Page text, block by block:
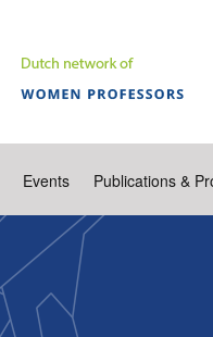
Events Publications &